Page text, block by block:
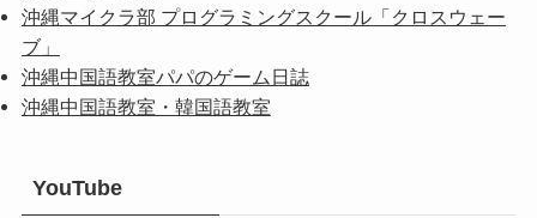
沖縄マイクラ部 プログラミングスクール「クロスウェー
ブ」
沖縄中国語教室パパのゲーム日誌
沖縄中国語教室・韓国語教室
YouTube